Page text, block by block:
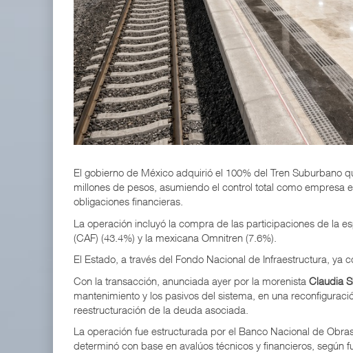
El gobierno de México adquirió el 100% del Tren Suburbano
millones de pesos, asumiendo el control total como empresa
obligaciones financieras.
La operación incluyó la compra de las participaciones de la
(CAF) (43.4%) y la mexicana Omnitren (7.6%).
El Estado, a través del Fondo Nacional de Infraestructura, ya
Con la transacción, anunciada ayer por la morenista Claudia
mantenimiento y los pasivos del sistema, en una
reestructuración de la deuda asociada.
La operación fue estructurada por el Banco Nacional de
determinó con base en avalúos técnicos y financieros, según
IT-ANÁLISIS: Volaris abrirá ruta entre Washingt
06 AGO 2026
ExxonMobil lleva mantenimiento predictivo al au
05 AGO 2026